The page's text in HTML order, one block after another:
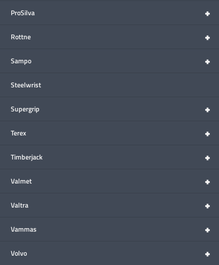
+
ProSilva
+
Rottne
+
Sampo
Steelwrist
+
Supergrip
+
Terex
+
Timberjack
+
Valmet
+
Valtra
+
Vammas
+
Volvo